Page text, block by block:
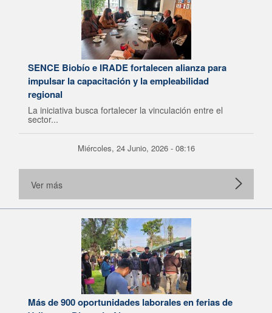
SENCE Biobío e IRADE fortalecen alianza para
impulsar la capacitación y la empleabilidad
regional
La iniciativa busca fortalecer la vinculación entre el
sector...
Miércoles, 24 Junio, 2026 - 08:16
Ver más
Más de 900 oportunidades laborales en ferias de